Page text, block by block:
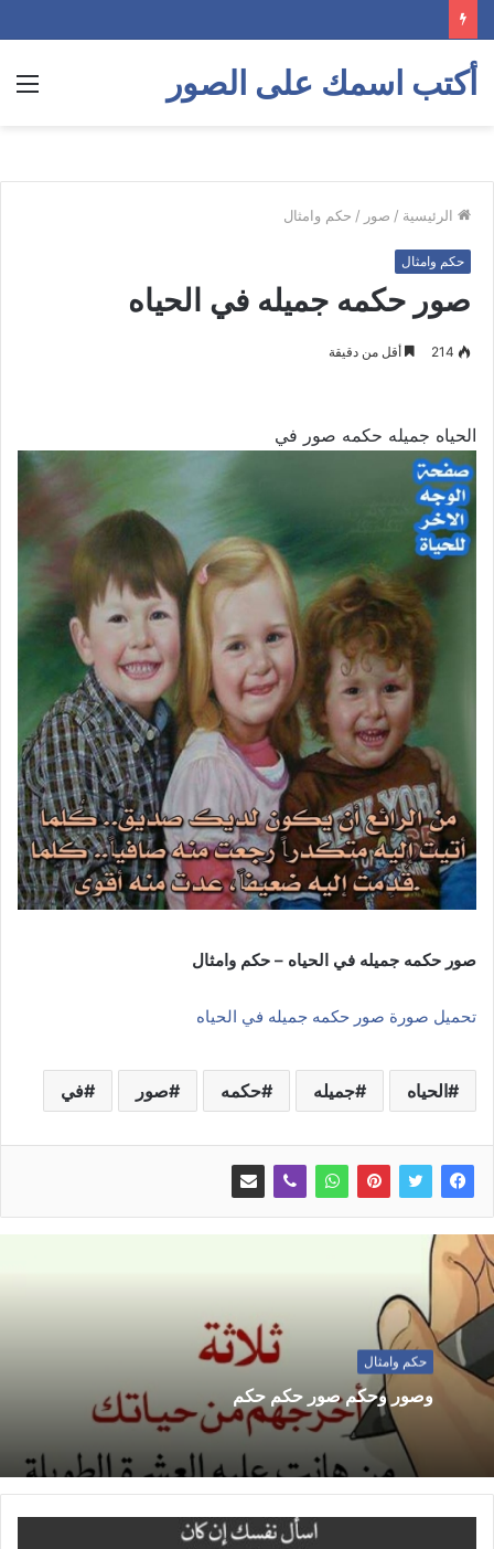
أكتب اسمك على الصور
الرئيسية / صور / حكم وامثال
حكم وامثال
صور حكمه جميله في الحياه
214 أقل من دقيقة
الحياه جميله حكمه صور في
صور حكمه جميله في الحياه – حكم وامثال
تحميل صورة صور حكمه جميله في الحياه
الحياه جميله حكمه صور في
حكم وامثال
وصور وحكم صور حكم حكم